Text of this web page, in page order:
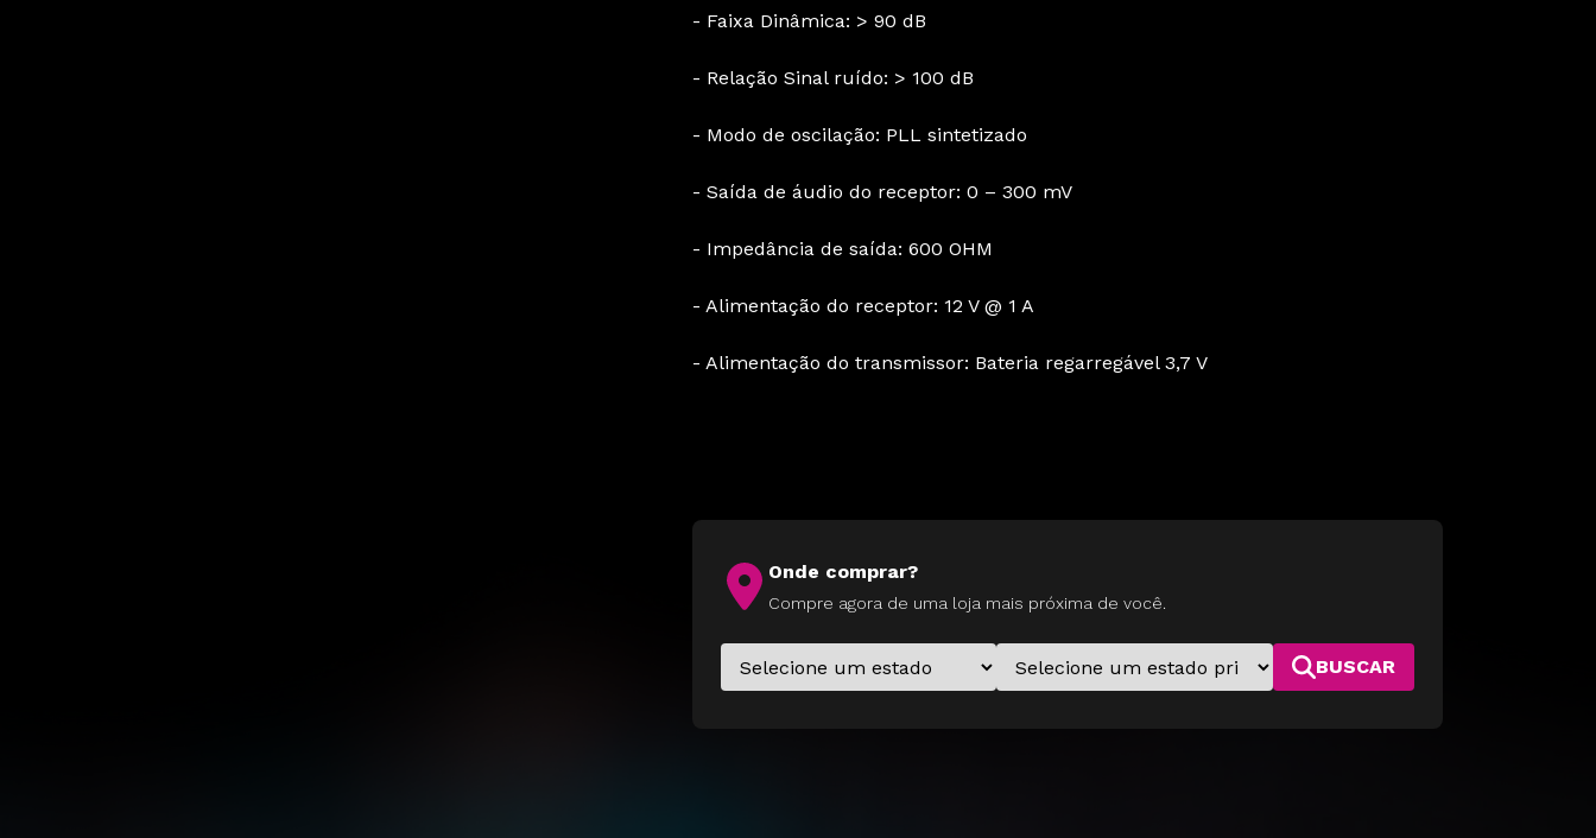
- Faixa Dinâmica: > 90 dB
- Relação Sinal ruído: > 100 dB
- Modo de oscilação: PLL sintetizado
- Saída de áudio do receptor: 0 – 300 mV
- Impedância de saída: 600 OHM
- Alimentação do receptor: 12 V @ 1 A
- Alimentação do transmissor: Bateria regarregável 3,7 V
Onde comprar?
Compre agora de uma loja mais próxima de você.
BUSCAR